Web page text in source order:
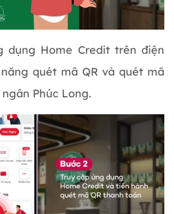
dụng Home Credit trên điện
quét mã QR và quét mã
Phúc Long.